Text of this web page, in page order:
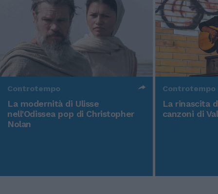
Controtempo
La modernità di Ulisse
nell'Odissea pop di Christopher
Nolan
Controtempo
La rinascita
canzoni di